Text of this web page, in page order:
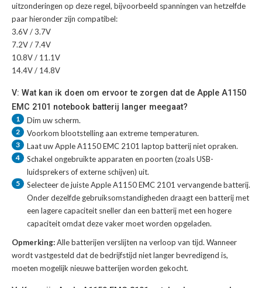
uitzonderingen op deze regel, bijvoorbeeld spanningen van hetzelfde
paar hieronder zijn compatibel:
3.6V / 3.7V
7.2V / 7.4V
10.8V / 11.1V
14.4V / 14.8V
V: Wat kan ik doen om ervoor te zorgen dat de Apple A1150
EMC 2101 notebook batterij langer meegaat?
1 Dim uw scherm.
2 Voorkom blootstelling aan extreme temperaturen.
3 Laat uwApple A1150 EMC 2101 laptop batterijniet opraken.
4
Schakel ongebruikte apparaten en poorten (zoals USB-
luidsprekers of externe schijven) uit.
5 Selecteer de juisteApple A1150 EMC 2101 vervangende batterij.
Onder dezelfde gebruiksomstandigheden draagt een batterij met
een lagere capaciteit sneller dan een batterij met een hogere
capaciteit omdat deze vaker moet worden opgeladen.
Opmerking:Alle batterijen verslijten na verloop van tijd. Wanneer
wordt vastgesteld dat de bedrijfstijd niet langer bevredigend is,
moeten mogelijk nieuwe batterijen worden gekocht.